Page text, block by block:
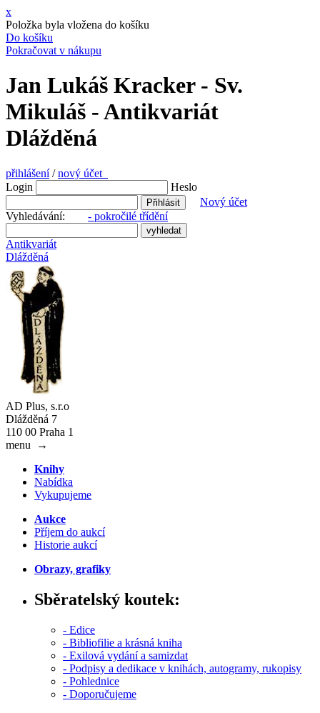
x
Položka byla vložena do košíku
Do košíku
Pokračovat v nákupu
Jan Lukáš Kracker - Sv.
Mikuláš - Antikvariát
Dlážděná
přihlášení/nový účet
Login
Heslo
Nový účet
Vyhledávání: - pokročilé třídění
Antikvariát
Dlážděná
AD Plus, s.r.o
Dlážděná 7
110 00 Praha 1
menu
→
Knihy
Nabídka
Vykupujeme
Aukce
Příjem do aukcí
Historie aukcí
Obrazy, grafiky
Sběratelský koutek:
- Edice
- Bibliofilie a krásná kniha
- Exilová vydání a samizdat
- Podpisy a dedikace v knihách, autogramy, rukopisy
- Pohlednice
- Doporučujeme